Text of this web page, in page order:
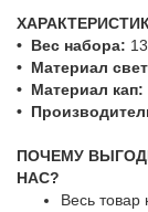
• Вес набора:
• Материал
• Материал кап:
•
ПОЧЕМУ
НАС?
Весь товар